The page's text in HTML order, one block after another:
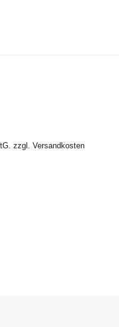
zzgl.Versandkosten